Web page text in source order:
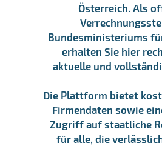
Österreich. Als
Bundesministeriums
erhalten Sie hier
aktuelle und
Die Plattform bietet
Firmendaten sowie
Zugriff auf staatliche
für alle, die